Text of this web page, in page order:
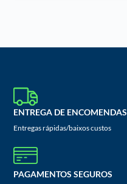
ENTREGA DE ENCOMENDAS
Entregas rápidas/baixos custos
PAGAMENTOS SEGUROS